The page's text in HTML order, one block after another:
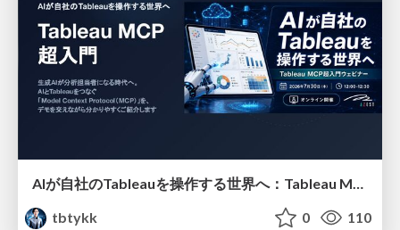
AIが自社のTableauを操作する世界へ：Tableau MCP超入門
tbtykk
0 110